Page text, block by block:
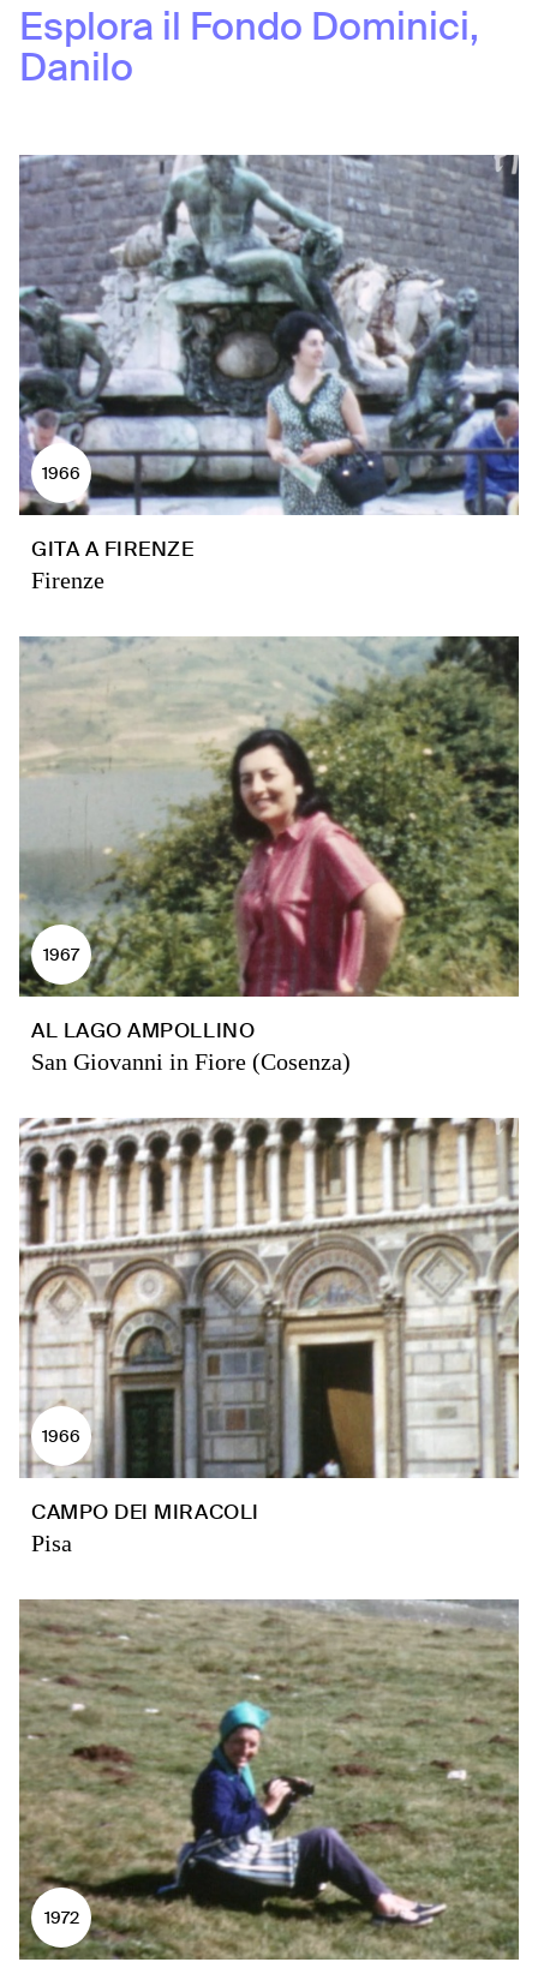
Esplora il Fondo Dominici,
Danilo
1966
GITA A FIRENZE
Firenze
1967
AL LAGO AMPOLLINO
San Giovanni in Fiore (Cosenza)
1966
CAMPO DEI MIRACOLI
Pisa
1972